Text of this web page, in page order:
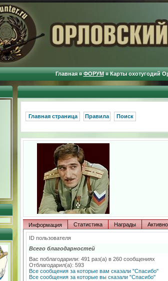
Главная ¤ ФОРУМ ¤ Карты охотугодий
Главная страница Правила Поиск
Информация Статистика Награды
ID пользователя
Всего благодарностей
Вас поблагодарили: 491 раз(а) в 260 сообщениях
Отблагодарил(а): 593
Все сообщения за которые вам сказали "Спасибо"
Все сообщения за которые вы сказали "Спасибо"